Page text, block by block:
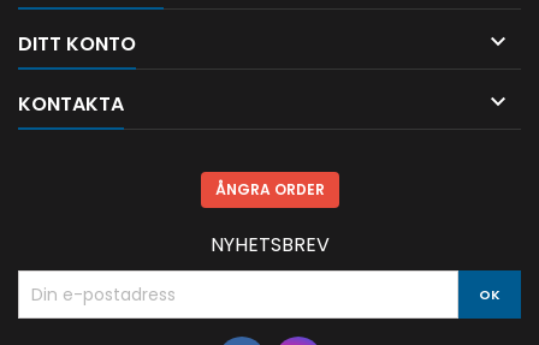
DITT KONTO 
KONTAKTA 
ÅNGRA ORDER
NYHETSBREV